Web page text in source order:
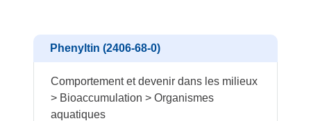
Phenyltin (2406-68-0)
Comportement et devenir dans les milieux
> Bioaccumulation > Organismes
aquatiques